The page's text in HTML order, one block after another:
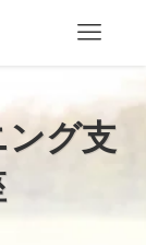
グ支